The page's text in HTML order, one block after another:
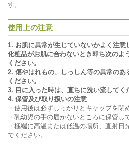
す。
使用上の注意
1. お肌に異常が生じていないかよく注意
化粧品がお肌に合わないとき即ち次のよ
ください。
2. 傷やはれもの、しっしん等の異常の
ください。
3. 目に入った時は、直ちに洗い流してく
4. 保管及び取り扱いの注意
・使用後は必ずしっかりとキャップを閉
・乳幼児の手の届かないところに保管し
・極端に高温または低温の場所、直射
でください。